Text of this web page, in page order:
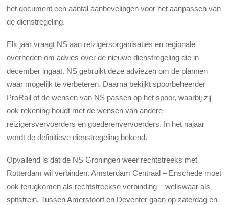
het document een aantal aanbevelingen voor het aanpassen van
de dienstregeling.
Elk jaar vraagt NS aan reizigersorganisaties en regionale
overheden om advies over de nieuwe dienstregeling die in
december ingaat. NS gebruikt deze adviezen om de plannen
waar mogelijk te verbeteren. Daarna bekijkt spoorbeheerder
ProRail of de wensen van NS passen op het spoor, waarbij zij
ook rekening houdt met de wensen van andere
reizigersvervoerders en goederenvervoerders. In het najaar
wordt de definitieve dienstregeling bekend.
Opvallend is dat de NS Groningen weer rechtstreeks met
Rotterdam wil verbinden. Amsterdam Centraal – Enschede moet
ook terugkomen als rechtstreekse verbinding – weliswaar als
spitstrein. Tussen Amersfoort en Deventer gaan op zaterdag en